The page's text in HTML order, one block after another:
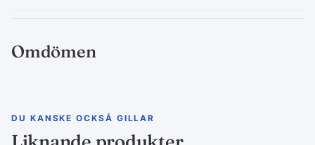
Omdömen
DU KANSKE OCKSÅ GILLAR